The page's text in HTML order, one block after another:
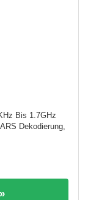
Bis 1.7GHz
Dekodierung,